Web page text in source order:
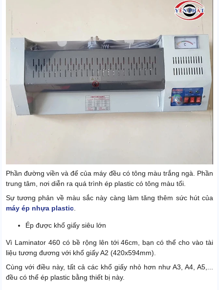
Phần đường viền và đế của máy đều có tông màu trắng ngà. Phần
trung tâm, nơi diễn ra quá trình ép plastic có tông màu tối.
Sự tương phản về màu sắc này càng làm tăng thêm sức hút của
máy ép nhựa plastic.
Ép được khổ giấy siêu lớn
Vì Laminator 460 có bề rộng lên tới 46cm, bạn có thể cho vào tài
liệu tương đương với khổ giấy A2 (420x594mm).
Cùng với điều này, tất cả các khổ giấy nhỏ hơn như A3, A4, A5,...
đều có thể ép plastic bằng thiết bị này.